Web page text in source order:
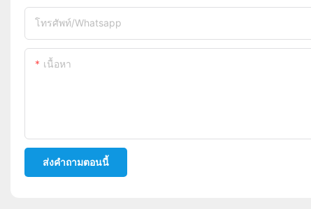
โทรศัพท์/whatsapp
เนื้อหา
ส่งคำถามตอนนี้